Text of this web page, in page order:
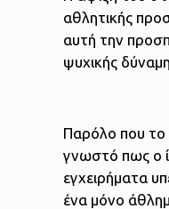
αθλητικής
αυτή την
ψυχικής
Παρόλο που το
γνωστό πως ο
εγχειρήματα
ένα μόνο